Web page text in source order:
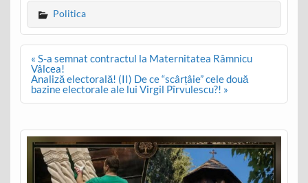
Politica
Post
navigation
« S-a semnat contractul la Maternitatea Râmnicu
Vâlcea!
Analiză electorală! (II) De ce “scârțâie” cele două
bazine electorale ale lui Virgil Pîrvulescu?! »